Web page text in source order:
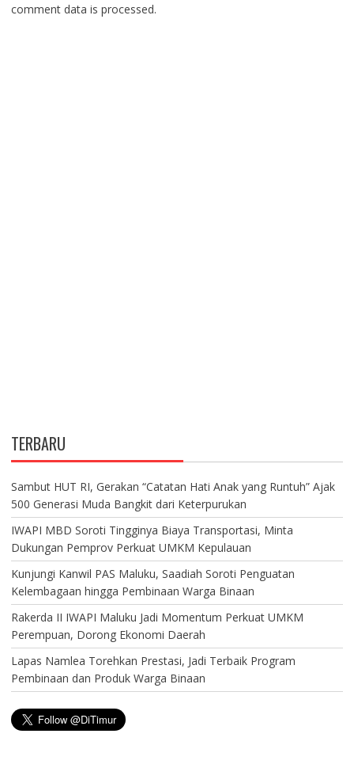
comment data is processed.
TERBARU
Sambut HUT RI, Gerakan “Catatan Hati Anak yang Runtuh” Ajak
500 Generasi Muda Bangkit dari Keterpurukan
IWAPI MBD Soroti Tingginya Biaya Transportasi, Minta
Dukungan Pemprov Perkuat UMKM Kepulauan
Kunjungi Kanwil PAS Maluku, Saadiah Soroti Penguatan
Kelembagaan hingga Pembinaan Warga Binaan
Rakerda II IWAPI Maluku Jadi Momentum Perkuat UMKM
Perempuan, Dorong Ekonomi Daerah
Lapas Namlea Torehkan Prestasi, Jadi Terbaik Program
Pembinaan dan Produk Warga Binaan